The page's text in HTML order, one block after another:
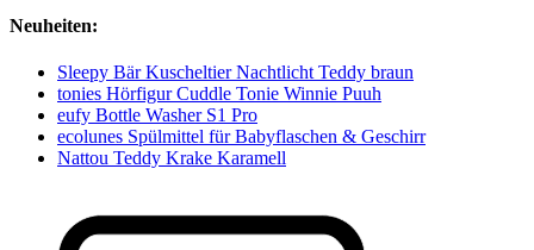
Neuheiten:
Sleepy Bär Kuscheltier Nachtlicht Teddy braun
tonies Hörfigur Cuddle Tonie Winnie Puuh
eufy Bottle Washer S1 Pro
ecolunes Spülmittel für Babyflaschen & Geschirr
Nattou Teddy Krake Karamell